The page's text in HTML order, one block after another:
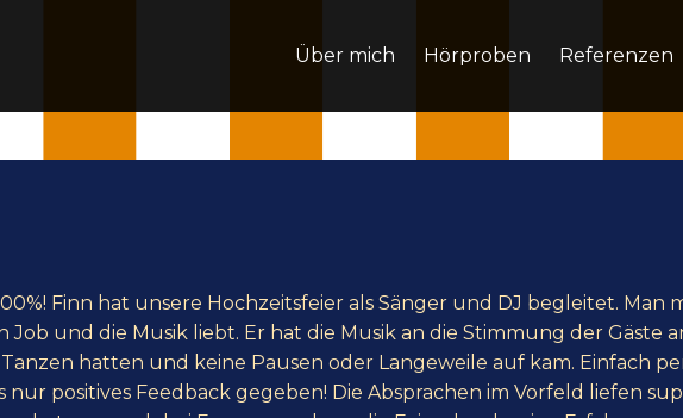
Über mich Hörproben Referenzen
Finn hat unsere Hochzeitsfeier als Sänger und DJ begleitet. Man
Job und die Musik liebt. Er hat die Musik an die Stimmung der Gäste
Tanzen hatten und keine Pausen oder Langeweile auf kam. Einfach
nur positives Feedback gegeben! Die Absprachen im Vorfeld liefen